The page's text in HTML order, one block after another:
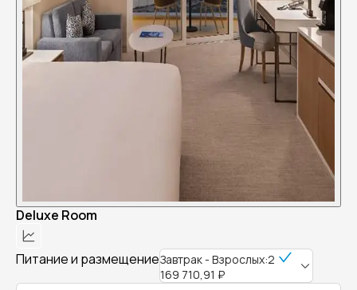
Deluxe Room
Питание и размещениеЗавтрак - Взрослых:2
169 710,91 ₽